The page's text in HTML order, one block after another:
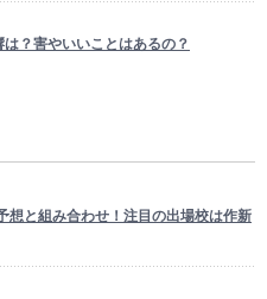
？害やいいことはあるの？
想と組み合わせ！注目の出場校は作新